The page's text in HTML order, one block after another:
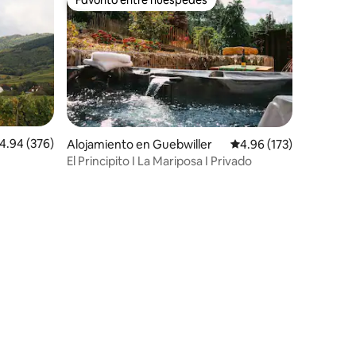
promedio: 4.94 de 5, 376 reseñas
4.94 (376)
Favorito entre huéspedes
Alojamiento en Guebwiller Calificación promedio:
4.96 (173)
El Principito I La Mariposa I Privado